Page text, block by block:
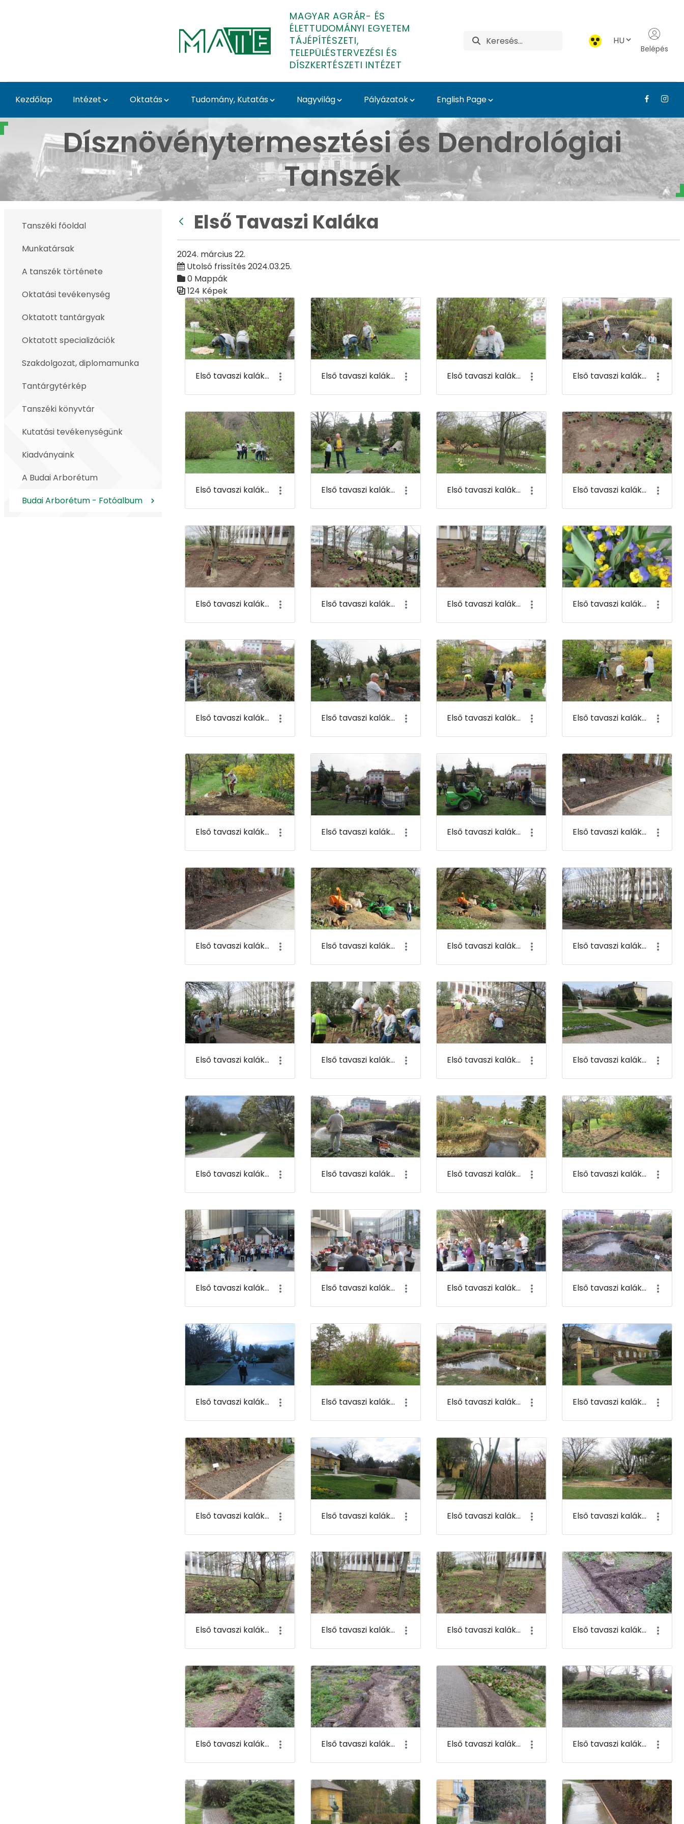
MAGYAR AGRÁR- ÉS
ÉLETTUDOMÁNYI EGYETEM
TÁJÉPÍTÉSZETI,
TELEPÜLÉSTERVEZÉSI ÉS
DÍSZKERTÉSZETI INTÉZET
HU
Belépés
Kezdőlap Intézet Oktatás Tudomány, Kutatás Nagyvilág Pályázatok English Page
Első Tavaszi Kaláka - Budai Arborétum - Médiatár - Tájépítészeti,
Dísznövénytermesztési és Dendrológiai
Tanszék
Tanszéki főoldal
Munkatársak
A tanszék története
Oktatási tevékenység
Oktatott tantárgyak
Oktatott specializációk
Szakdolgozat, diplomamunka
Tantárgytérkép
Tanszéki könyvtár
Kutatási tevékenységünk
Kiadványaink
A Budai Arborétum
Budai Arborétum - Fotóalbum
Első Tavaszi Kaláka
2024. március 22.
Utolsó frissítés 2024.03.25.
0 Mappák
124 Képek
Médiatár
Első tavaszi kaláka 061 Első tavaszi kaláka 062 Első tavaszi kaláka 063 Első tavaszi kaláka 064
Első tavaszi kaláka 065 Első tavaszi kaláka 066 Első tavaszi kaláka 067 Első tavaszi kaláka 068
Első tavaszi kaláka 069 Első tavaszi kaláka 070 Első tavaszi kaláka 071 Első tavaszi kaláka 072
Első tavaszi kaláka 073 Első tavaszi kaláka 074 Első tavaszi kaláka 075 Első tavaszi kaláka 076
Első tavaszi kaláka 077 Első tavaszi kaláka 078 Első tavaszi kaláka 079 Első tavaszi kaláka 080
Első tavaszi kaláka 081 Első tavaszi kaláka 082 Első tavaszi kaláka 083 Első tavaszi kaláka 084
Első tavaszi kaláka 085 Első tavaszi kaláka 086 Első tavaszi kaláka 087 Első tavaszi kaláka 088
Első tavaszi kaláka 089 Első tavaszi kaláka 090 Első tavaszi kaláka 091 Első tavaszi kaláka 092
Első tavaszi kaláka 093 Első tavaszi kaláka 094 Első tavaszi kaláka 095 Első tavaszi kaláka 096
Első tavaszi kaláka 097 Első tavaszi kaláka 098 Első tavaszi kaláka 099 Első tavaszi kaláka 100
Első tavaszi kaláka 101 Első tavaszi kaláka 102 Első tavaszi kaláka 103 Első tavaszi kaláka 104
Első tavaszi kaláka 105 Első tavaszi kaláka 106 Első tavaszi kaláka 107 Első tavaszi kaláka 108
Első tavaszi kaláka 109 Első tavaszi kaláka 110 Első tavaszi kaláka 111 Első tavaszi kaláka 112